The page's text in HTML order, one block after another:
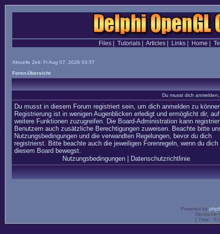
Files| Tutorials| Articles| Links| Home
Aktuelle Zeit: Fr Aug 07, 2026 03:57
Foren-Übersicht
Du musst dich
Du musst in diesem Forum registriert sein, um dich anmelden zu
Registrierung ist in wenigen Augenblicken erledigt und ermöglicht dir, auf
weitere Funktionen zuzugreifen. Die Board-Administration kann
Benutzern auch zusätzliche Berechtigungen zuweisen. Beachte bitte
Nutzungsbedingungen und die verwandten Regelungen, bevor du dich
registrierst. Bitte beachte auch die jeweiligen Forenregeln, wenn du dich
diesem Board bewegst.
Nutzungsbedingungen| Datenschutzrichtlinie
Powered by
Deutsche
[ Time :